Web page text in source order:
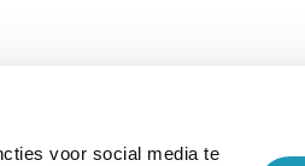
voor social media te